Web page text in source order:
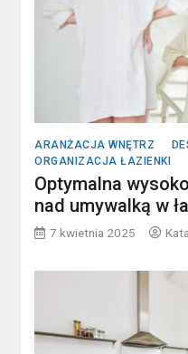
ARANŻACJA WNĘTRZ
ORGANIZACJA ŁAZIENKI
Optymalna
nad umywalką w
7 kwietnia 2025